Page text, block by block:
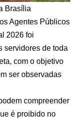
Brasília
Agentes Públicos
2026 foi
servidores de toda
com o objetivo
ser observadas
compreender
é proibido no